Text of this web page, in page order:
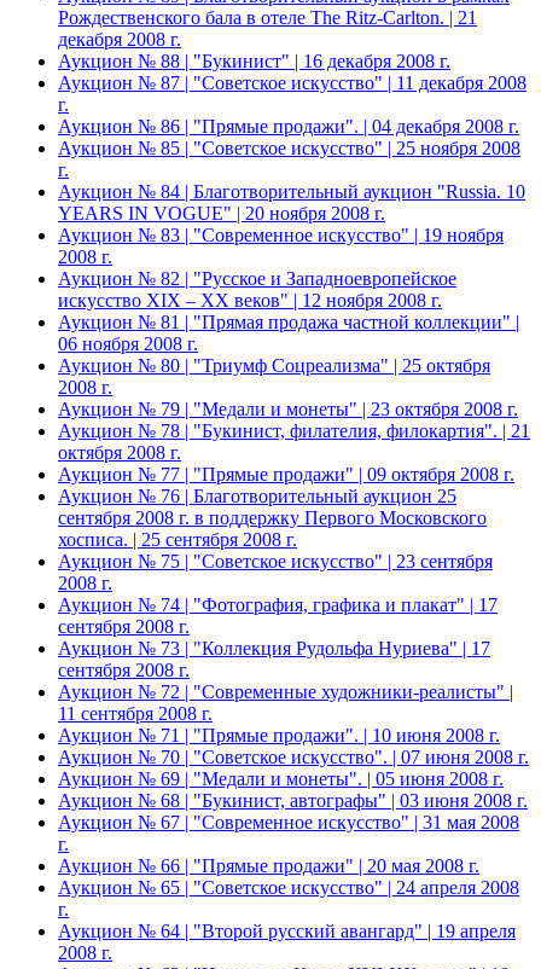
Рождественского бала в отеле The Ritz-Carlton. | 21
декабря 2008 г.
Аукцион № 88 | "Букинист" | 16 декабря 2008 г.
Аукцион № 87 | "Советское искусство" | 11 декабря 2008
г.
Аукцион № 86 | "Прямые продажи". | 04 декабря 2008 г.
Аукцион № 85 | "Советское искусство" | 25 ноября 2008
г.
Аукцион № 84 | Благотворительный аукцион "Russia. 10
YEARS IN VOGUE" | 20 ноября 2008 г.
Аукцион № 83 | "Современное искусство" | 19 ноября
2008 г.
Аукцион № 82 | "Русское и Западноевропейское
искусство XIX – ХХ веков" | 12 ноября 2008 г.
Аукцион № 81 | "Прямая продажа частной коллекции" |
06 ноября 2008 г.
Аукцион № 80 | "Триумф Соцреализма" | 25 октября
2008 г.
Аукцион № 79 | "Медали и монеты" | 23 октября 2008 г.
Аукцион № 78 | "Букинист, филателия, филокартия". | 21
октября 2008 г.
Аукцион № 77 | "Прямые продажи" | 09 октября 2008 г.
Аукцион № 76 | Благотворительный аукцион 25
сентября 2008 г. в поддержку Первого Московского
хосписа. | 25 сентября 2008 г.
Аукцион № 75 | "Советское искусство" | 23 сентября
2008 г.
Аукцион № 74 | "Фотография, графика и плакат" | 17
сентября 2008 г.
Аукцион № 73 | "Коллекция Рудольфа Нуриева" | 17
сентября 2008 г.
Аукцион № 72 | "Современные художники-реалисты" |
11 сентября 2008 г.
Аукцион № 71 | "Прямые продажи". | 10 июня 2008 г.
Аукцион № 70 | "Советское искусство". | 07 июня 2008 г.
Аукцион № 69 | "Медали и монеты". | 05 июня 2008 г.
Аукцион № 68 | "Букинист, автографы" | 03 июня 2008 г.
Аукцион № 67 | "Современное искусство" | 31 мая 2008
г.
Аукцион № 66 | "Прямые продажи" | 20 мая 2008 г.
Аукцион № 65 | "Советское искусство" | 24 апреля 2008
г.
Аукцион № 64 | "Второй русский авангард" | 19 апреля
2008 г.